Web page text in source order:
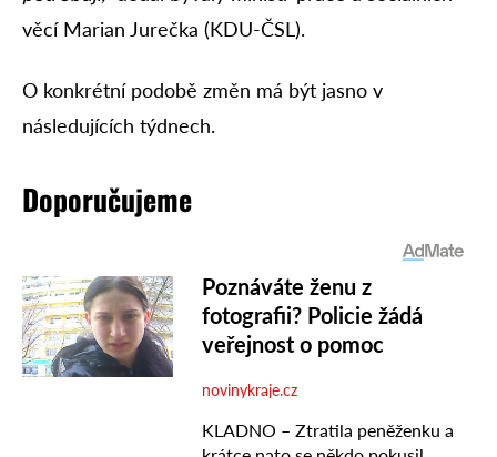
věcí Marian Jurečka (KDU-ČSL).
O konkrétní podobě změn má být jasno v
následujících týdnech.
Doporučujeme